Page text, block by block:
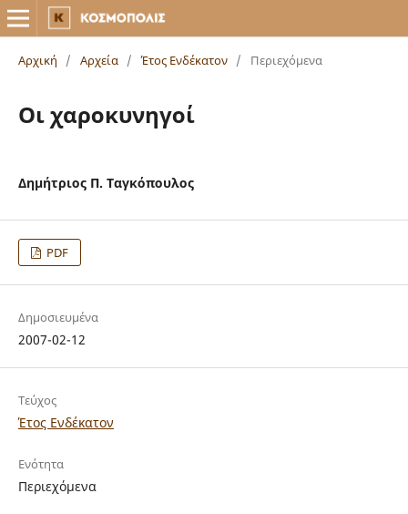
Αρχική / Αρχεία / Έτος Ενδέκατον / Περιεχόμενα
Οι χαροκυνηγοί
Δημήτριος Π. Ταγκόπουλος
PDF
Δημοσιευμένα
2007-02-12
Τεύχος
Έτος Ενδέκατον
Ενότητα
Περιεχόμενα